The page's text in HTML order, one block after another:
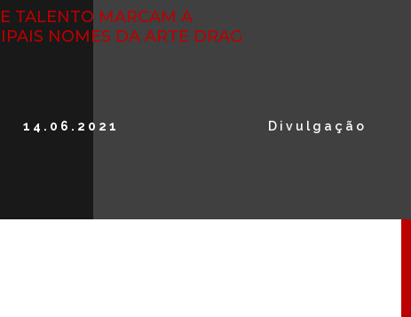
TALENTO MARCAM A
NOMES DA ARTE DRAG
14.06.2021 Divulgação